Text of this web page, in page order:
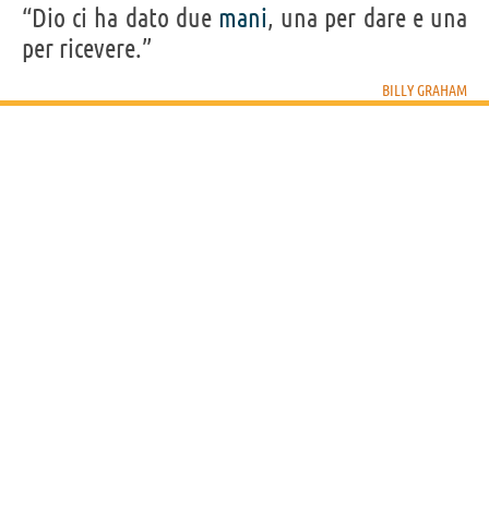
“Dio ci ha dato due mani, una per dare e una
per ricevere.”
BILLY GRAHAM